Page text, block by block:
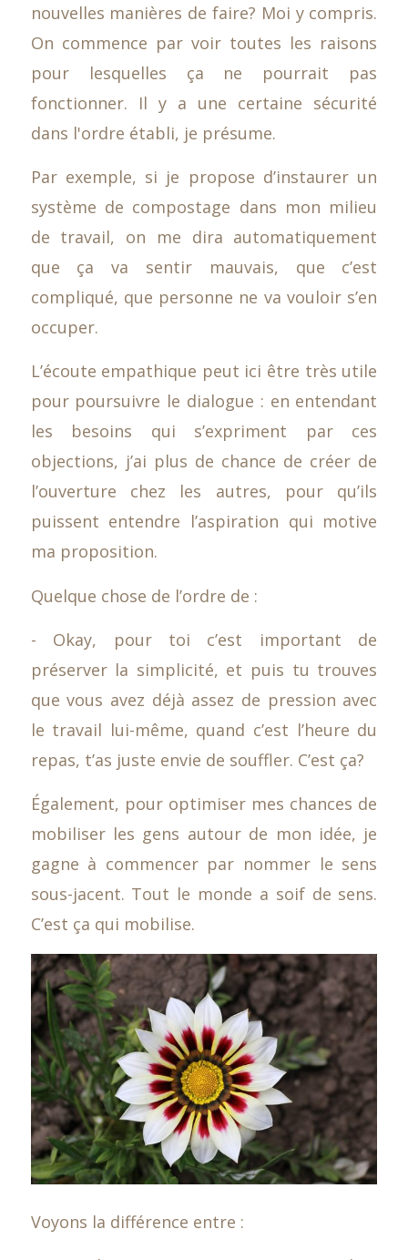
nouvelles manières de faire? Moi y compris.
On commence par voir toutes les raisons
pour lesquelles ça ne pourrait pas
fonctionner. Il y a une certaine sécurité
dans l'ordre établi, je présume.
Par exemple, si je propose d’instaurer un
système de compostage dans mon milieu
de travail, on me dira automatiquement
que ça va sentir mauvais, que c’est
compliqué, que personne ne va vouloir s’en
occuper.
L’écoute empathique peut ici être très utile
pour poursuivre le dialogue : en entendant
les besoins qui s’expriment par ces
objections, j’ai plus de chance de créer de
l’ouverture chez les autres, pour qu’ils
puissent entendre l’aspiration qui motive
ma proposition.
Quelque chose de l’ordre de :
- Okay, pour toi c’est important de
préserver la simplicité, et puis tu trouves
que vous avez déjà assez de pression avec
le travail lui-même, quand c’est l’heure du
repas, t’as juste envie de souffler. C’est ça?
Également, pour optimiser mes chances de
mobiliser les gens autour de mon idée, je
gagne à commencer par nommer le sens
sous-jacent. Tout le monde a soif de sens.
C’est ça qui mobilise.
Voyons la différence entre :